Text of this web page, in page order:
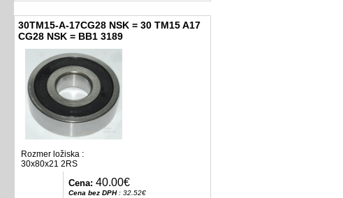
30TM15-A-17CG28 NSK = 30 TM15 A17
CG28 NSK = BB1 3189
Rozmer ložiska :
30x80x21 2RS
Cena: 40.00€
Cena bez DPH: 32.52€